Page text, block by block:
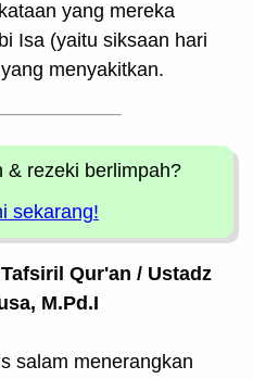
yang mereka
Isa (yaitu siksaan hari
menyakitkan.
& rezeki berlimpah?
sekarang!
Qur'an / Ustadz
M.Pd.I
salam menerangkan